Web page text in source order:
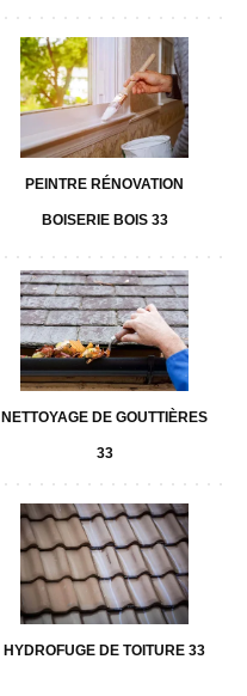
PEINTRE RÉNOVATION
BOISERIE BOIS 33
NETTOYAGE DE GOUTTIÈRES
33
HYDROFUGE DE TOITURE 33